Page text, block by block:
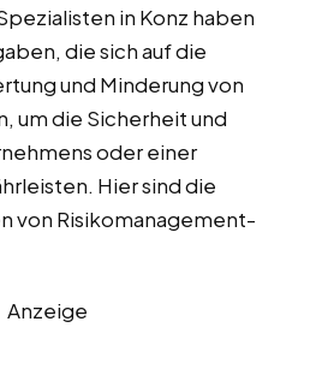
in Konz haben
die sich auf die
und Minderung von
um die Sicherheit und
oder einer
Hier sind die
von Risikomanagement-
Anzeige